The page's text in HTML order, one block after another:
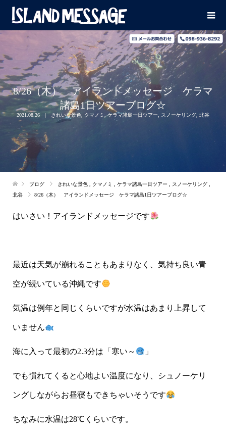
8/26（木） アイランドメッセージ ケラマ
諸島1日ツアーブログ☆
2021.08.26 きれいな景色 クマノミ ,ケラマ諸島一日ツアー スノーケリング 北谷
ブログ きれいな景色 クマノミ ケラマ諸島一日ツアー スノーケリング
北谷
8/26（木） アイランドメッセージ ケラマ諸島1日ツアーブログ☆
はいさい！アイランドメッセージです
最近は天気が崩れることもあまりなく、気持ち良い青
空が続いている沖縄です
気温は例年と同じくらいですが水温はあまり上昇して
いません
海に入って最初の2.3分は「寒い～ 」
でも慣れてくると心地よい温度になり、シュノーケリ
ングしながらお昼寝もできちゃいそうです
ちなみに水温は28℃くらいです。